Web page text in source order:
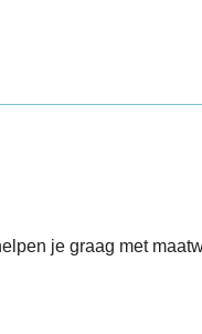
je graag met